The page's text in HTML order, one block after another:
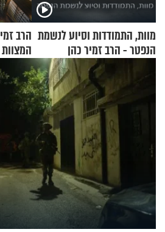
מוות, התמודדות וסיוע לנשמת
הנפטר - הרב זמיר כהן
הרב
המצוות